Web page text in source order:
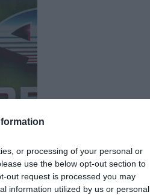
or processing of your personal or
use the below opt-out section to
out request is processed you may
information utilized by us or personal